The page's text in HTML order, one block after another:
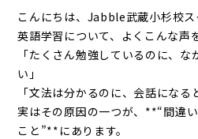
こんにちは、Jabble武蔵小杉校ス
英語学習について、よくこんな声
「たくさん勉強しているのに、
い」
「文法は分かるのに、会話になる
実はその原因の一つが、**“間違
こと”**にあります。